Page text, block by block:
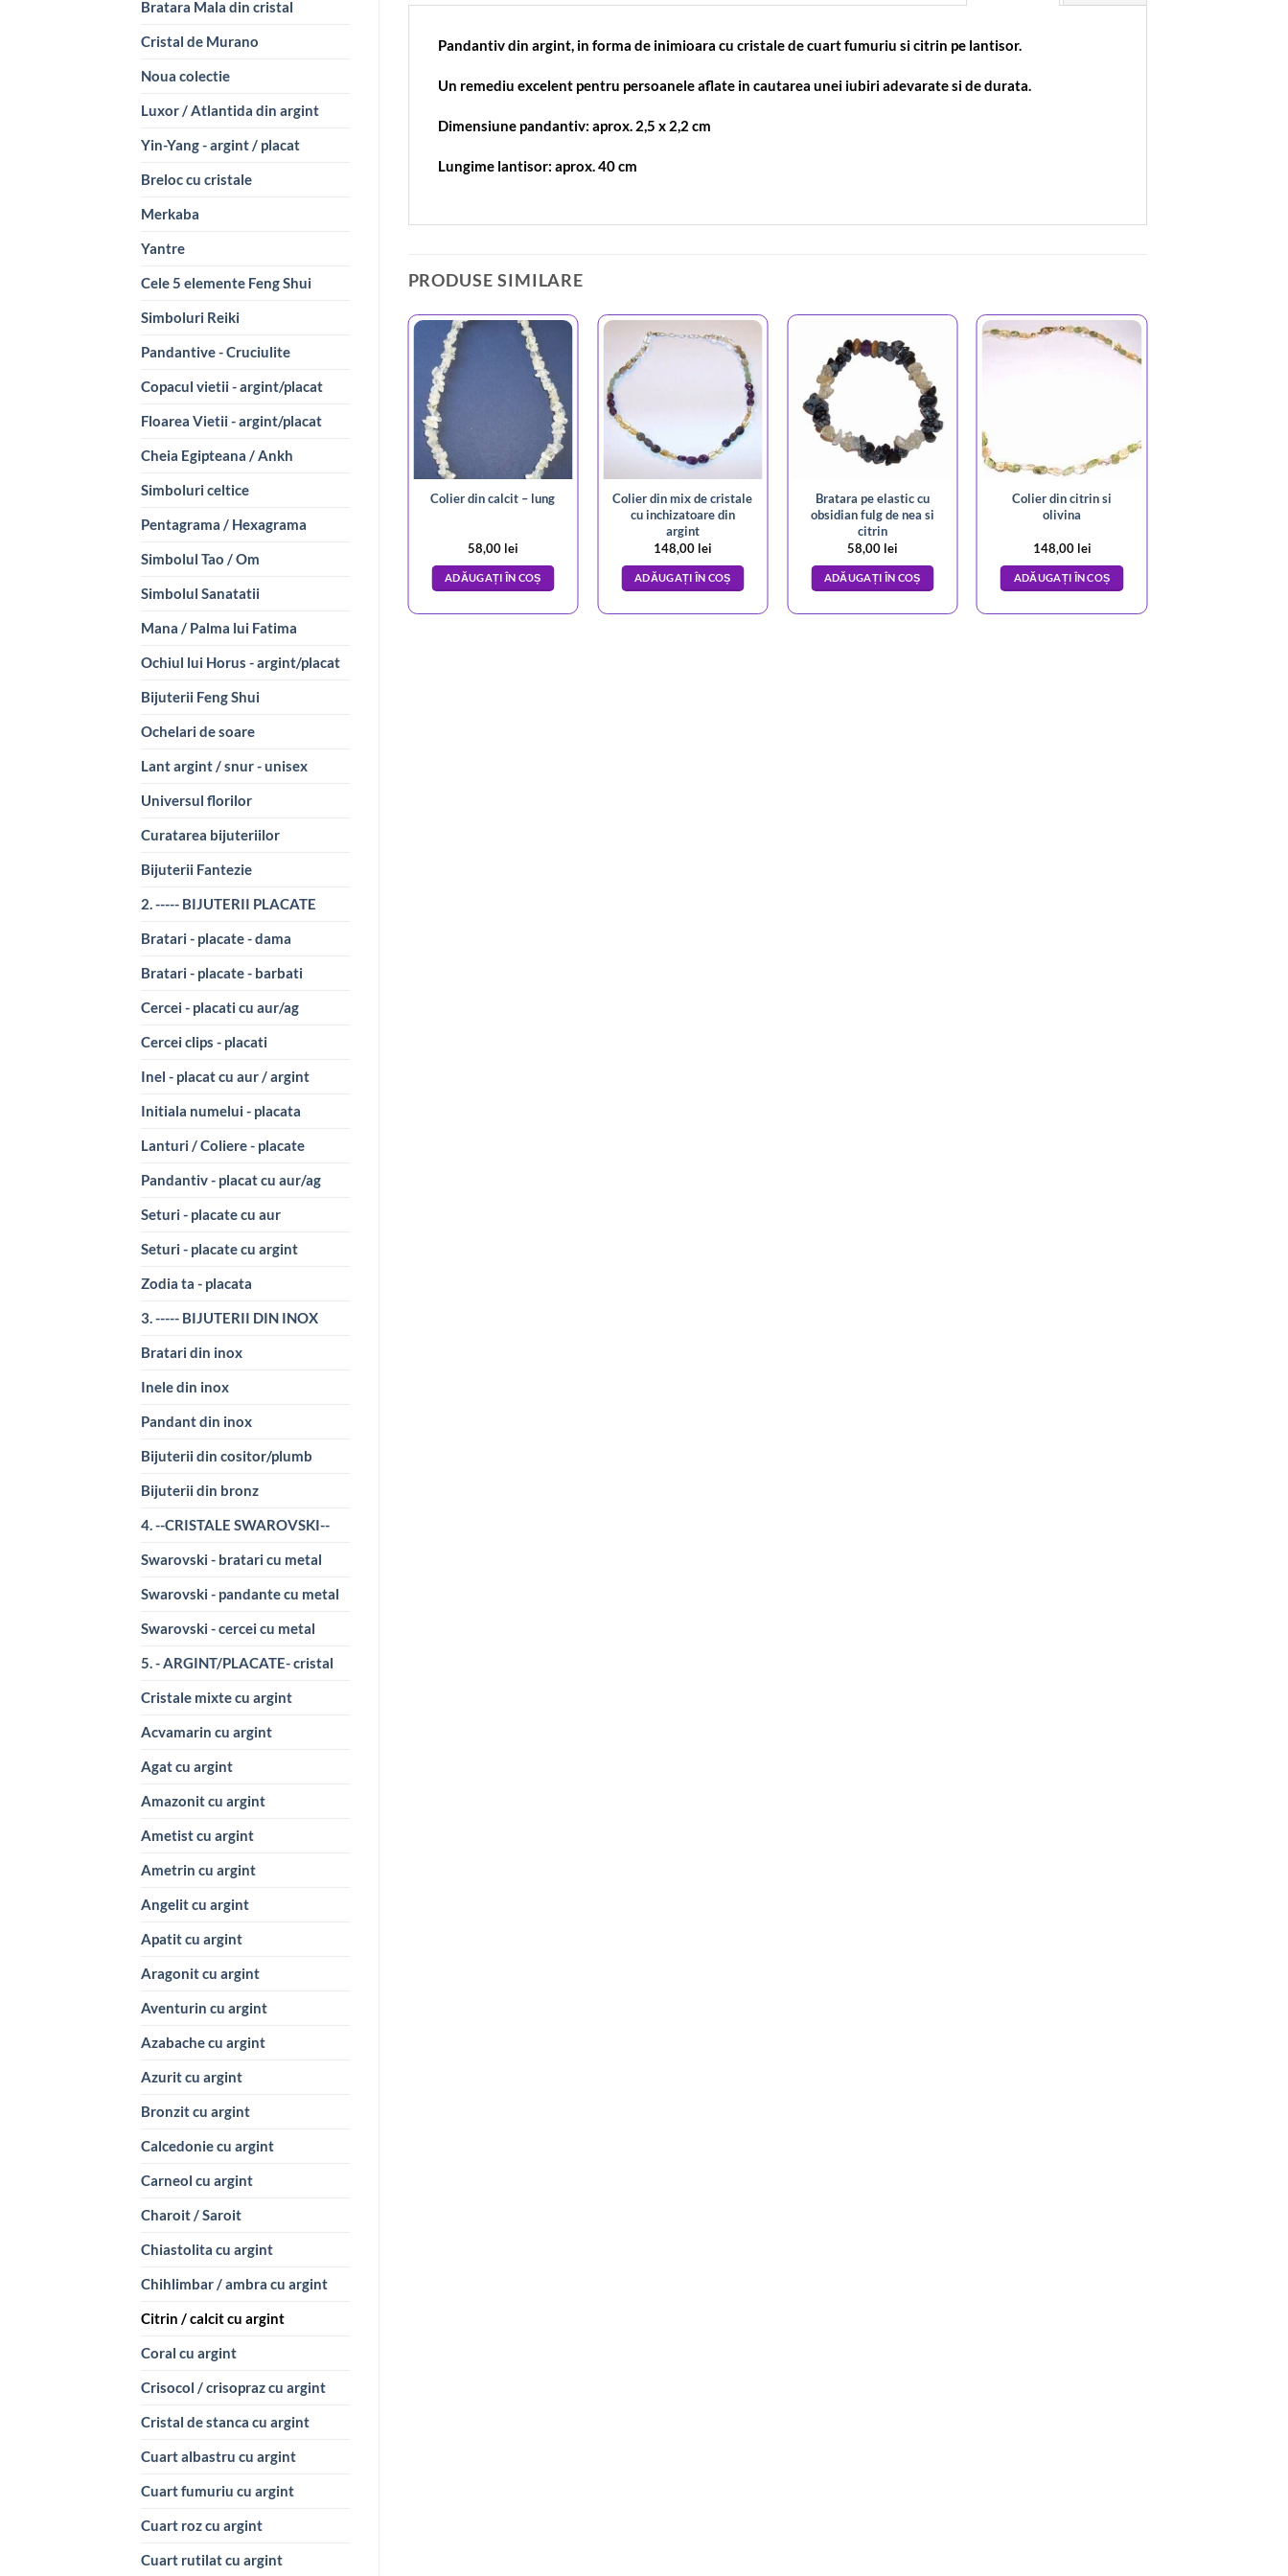
Bratara Mala din cristal
Cristal de Murano
Noua colectie
Luxor / Atlantida din argint
Yin-Yang - argint / placat
Breloc cu cristale
Merkaba
Yantre
Cele 5 elemente Feng Shui
Simboluri Reiki
Pandantive - Cruciulite
Copacul vietii - argint/placat
Floarea Vietii - argint/placat
Cheia Egipteana / Ankh
Simboluri celtice
Pentagrama / Hexagrama
Simbolul Tao / Om
Simbolul Sanatatii
Mana / Palma lui Fatima
Ochiul lui Horus - argint/placat
Bijuterii Feng Shui
Ochelari de soare
Lant argint / snur - unisex
Universul florilor
Curatarea bijuteriilor
Bijuterii Fantezie
2. ----- BIJUTERII PLACATE
Bratari - placate - dama
Bratari - placate - barbati
Cercei - placati cu aur/ag
Cercei clips - placati
Inel - placat cu aur / argint
Initiala numelui - placata
Lanturi / Coliere - placate
Pandantiv - placat cu aur/ag
Seturi - placate cu aur
Seturi - placate cu argint
Zodia ta - placata
3. ----- BIJUTERII DIN INOX
Bratari din inox
Inele din inox
Pandant din inox
Bijuterii din cositor/plumb
Bijuterii din bronz
4. --CRISTALE SWAROVSKI--
Swarovski - bratari cu metal
Swarovski - pandante cu metal
Swarovski - cercei cu metal
5. - ARGINT/PLACATE- cristal
Cristale mixte cu argint
Acvamarin cu argint
Agat cu argint
Amazonit cu argint
Ametist cu argint
Ametrin cu argint
Angelit cu argint
Apatit cu argint
Aragonit cu argint
Aventurin cu argint
Azabache cu argint
Azurit cu argint
Bronzit cu argint
Calcedonie cu argint
Carneol cu argint
Charoit / Saroit
Chiastolita cu argint
Chihlimbar / ambra cu argint
Citrin / calcit cu argint
Coral cu argint
Crisocol / crisopraz cu argint
Cristal de stanca cu argint
Cuart albastru cu argint
Cuart fumuriu cu argint
Cuart roz cu argint
Cuart rutilat cu argint
Pandantiv din argint, in forma de inimioara cu cristale de cuart fumuriu si citrin pe lantisor.
Un remediu excelent pentru persoanele aflate in cautarea unei iubiri adevarate si de durata.
Dimensiune pandantiv: aprox. 2,5 x 2,2 cm
Lungime lantisor: aprox. 40 cm
PRODUSE SIMILARE
Colier din calcit – lung
58,00 lei
ADĂUGAȚI ÎN COȘ
Colier din mix de cristale
cu inchizatoare din
argint
148,00 lei
ADĂUGAȚI ÎN COȘ
Bratara pe elastic cu
obsidian fulg de nea si
citrin
58,00 lei
ADĂUGAȚI ÎN COȘ
Colier din citrin si
olivina
148,00 lei
ADĂUGAȚI ÎN COȘ